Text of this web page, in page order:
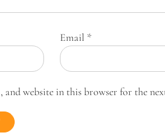
Email *
and website in this browser for the